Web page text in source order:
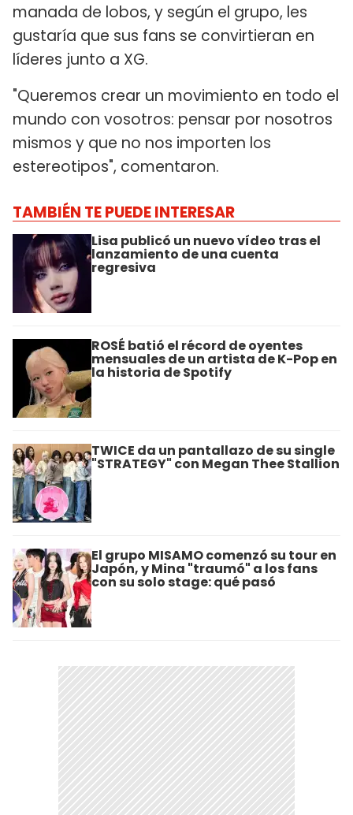
manada de lobos, y según el grupo, les
gustaría que sus fans se convirtieran en
líderes junto a XG.
"Queremos crear un movimiento en todo el
mundo con vosotros: pensar por nosotros
mismos y que no nos importen los
estereotipos", comentaron.
TAMBIÉN TE PUEDE INTERESAR
Lisa publicó un nuevo vídeo tras el
lanzamiento de una cuenta
regresiva
ROSÉ batió el récord de oyentes
mensuales de un artista de K-Pop en
la historia de Spotify
TWICE da un pantallazo de su single
"STRATEGY" con Megan Thee Stallion
El grupo MISAMO comenzó su tour en
Japón, y Mina "traumó" a los fans
con su solo stage: qué pasó